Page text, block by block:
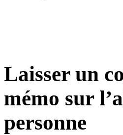
Laisser un
mémo sur
personne